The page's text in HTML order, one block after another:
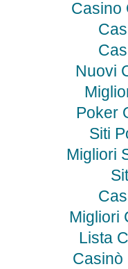
Casino
Nuovi
Poker
Siti
Migliori
Migliori
Lista
Casinò